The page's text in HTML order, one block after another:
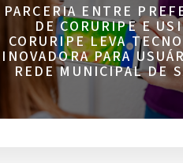
PARCERIA ENTRE
DE CORURIPE E
CORURIPE LEVA
INOVADORA PARA
REDE MUNICIPAL DE